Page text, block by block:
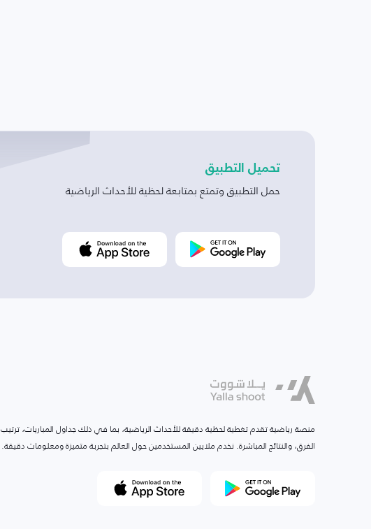
تحميل التطبيق
حمل التطبيق وتمتع بمتابعة لحظية للأحداث الرياضية
منصة رياضية تقدم تغطية لحظية دقيقة للأحداث الرياضية، بما في ذلك جداول المباريات، ترتيب
الفرق، والنتائج المباشرة. نخدم ملايين المستخدمين حول العالم بتجربة متميزة ومعلومات دقيقة.